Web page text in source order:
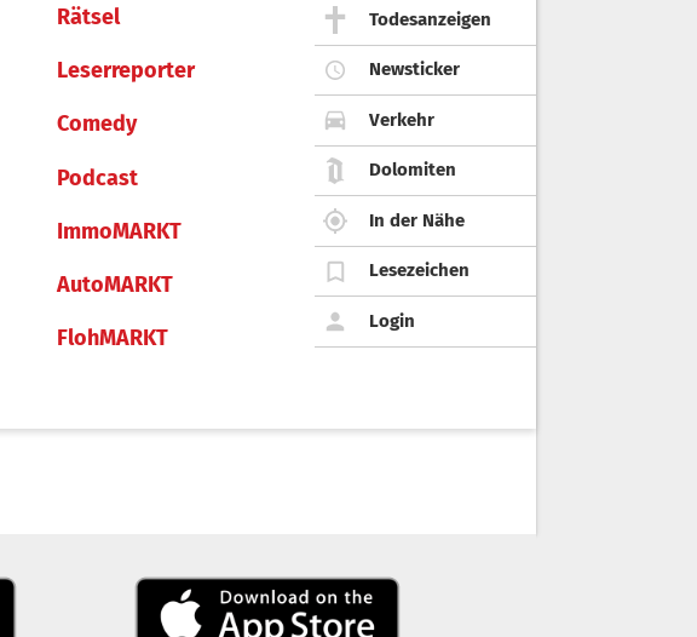
Rätsel
Leserreporter
Comedy
Podcast
ImmoMARKT
AutoMARKT
FlohMARKT
Todesanzeigen
Newsticker
Verkehr
Dolomiten
In der Nähe
Lesezeichen
Login